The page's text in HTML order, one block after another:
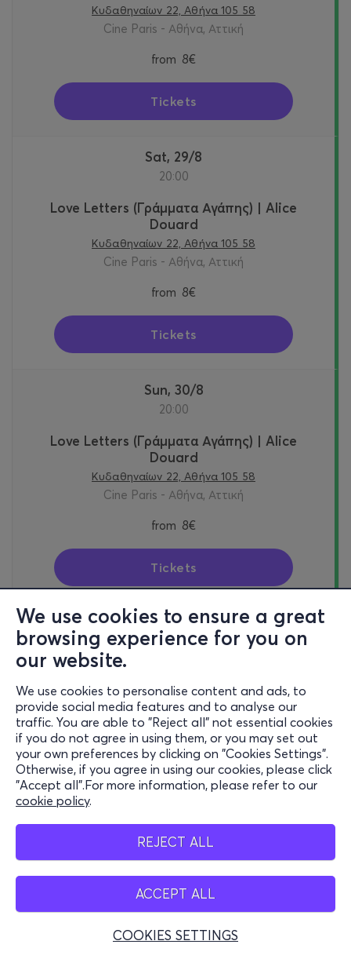
We use cookies to ensure a great
browsing experience for you on
our website.
We use cookies to personalise content and ads, to
provide social media features and to analyse our
traffic. You are able to "Reject all" not essential cookies
if you do not agree in using them, or you may set out
your own preferences by clicking on "Cookies Settings".
Otherwise, if you agree in using our cookies, please click
"Accept all".For more information, please refer to our
cookie policy.
REJECT ALL
ACCEPT ALL
COOKIES SETTINGS
Κυδαθηναίων 22, Αθήνα 105 58
Cine Paris - Αθήνα, Αττική
from 8€
Tickets
Sat, 29/8
20:00
Love Letters (Γράμματα Αγάπης) | Alice
Douard
Κυδαθηναίων 22, Αθήνα 105 58
Cine Paris - Αθήνα, Αττική
from 8€
Tickets
Sun, 30/8
20:00
Love Letters (Γράμματα Αγάπης) | Alice
Douard
Κυδαθηναίων 22, Αθήνα 105 58
Cine Paris - Αθήνα, Αττική
from 8€
Tickets
Wed, 2/9
20:00
Land), 1966 · Greek Classic vol. 2
Κυδαθηναίων 22, Αθήνα 105 58
Cine Paris - Αθήνα, Αττική
from 8€
20:00
Cine Paris - Αθήνα, Αττική